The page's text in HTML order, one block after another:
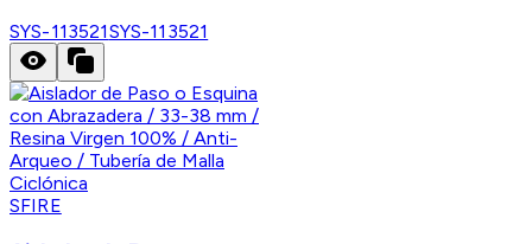
SYS-113521SYS-113521
SFIRE